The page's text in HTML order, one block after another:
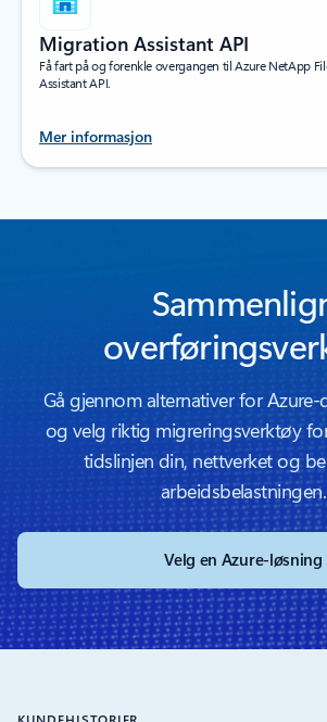
Migration Assistant API
Få fart på og forenkle overgangen til Azure NetApp
Assistant API.
Mer informasjon
Gå gjennom alternativer for
og velg riktig migreringsverktøy
tidslinjen din, nettverket og
arbeidsbelastningen.
Velg en Azure-løsning
KUNDEHISTORIER